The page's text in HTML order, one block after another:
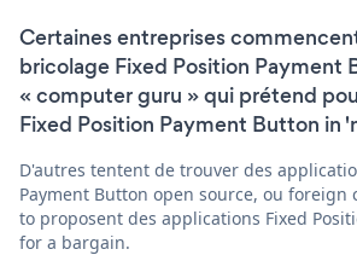
Certaines entreprises
bricolage Fixed Position Payment
« computer guru » qui prétend
Fixed Position Payment Button in
D'autres tentent de trouver des
Payment Button open source, ou foreign
to proposent des applications Fixed
for a bargain.